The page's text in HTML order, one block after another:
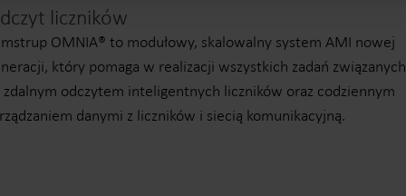
liczników
OMNIA® to modułowy, skalowalny system AMI nowej
który pomaga w realizacji wszystkich zadań związanych
zdalnym odczytem inteligentnych liczników oraz codziennym
danymi z liczników i siecią komunikacyjną.